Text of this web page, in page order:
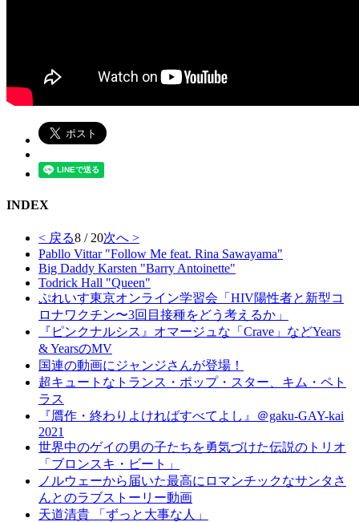
INDEX
< 戻る8 / 20次へ >
Pabllo Vittar "Follow Me feat. Rina Sawayama"
Big Daddy Karsten "Barry Antoinette"
Todrick Hall "Queen"
ぷれいす東京オンライン学習会「HIV陽性者と新型コ
ロナワクチン〜3回目接種をどう考えるか」
『ピンクナルシス』オマージュな「Crave」などYears
& YearsのMV
国連の動画にジャンジさんが登場！
超キュートなトランス・ポップ・スター、キム・ペト
ラス
『贋作・終わりよければすべてよし』＠gaku-GAY-kai
2021
世界中のゲイの男の子たちを勇気づけた伝説のトリオ
「ブロンスキ・ビート」
ノルウェーから届いた最高にロマンチックなサンタさ
んとのラブストーリー動画
天道清貴 「ずっと大事な人」